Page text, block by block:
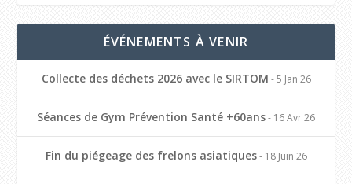
ÉVÉNEMENTS À VENIR
Collecte des déchets 2026 avec le SIRTOM - 5 Jan 26
Séances de Gym Prévention Santé +60ans- 16 Avr 26
Fin du piégeage des frelons asiatiques- 18 Juin 26